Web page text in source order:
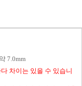
7.0mm
차이는 있을 수 있습니